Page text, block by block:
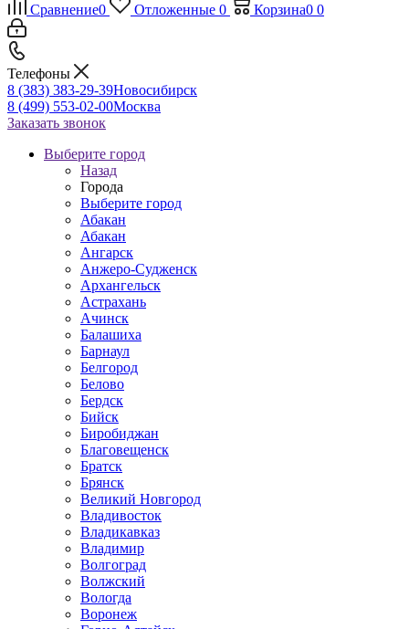
Сравнение0 Отложенные 0 Корзина0 0
Телефоны
8 (383) 383-29-39Новосибирск
8 (499) 553-02-00Москва
Заказать звонок
Выберите город
Назад
Города
Выберите город
Абакан
Абакан
Ангарск
Анжеро-Судженск
Архангельск
Астрахань
Ачинск
Балашиха
Барнаул
Белгород
Белово
Бердск
Бийск
Биробиджан
Благовещенск
Братск
Брянск
Великий Новгород
Владивосток
Владикавказ
Владимир
Волгоград
Волжский
Вологда
Воронеж